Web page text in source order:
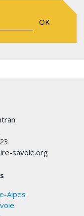
OK
savoie.org
Alpes